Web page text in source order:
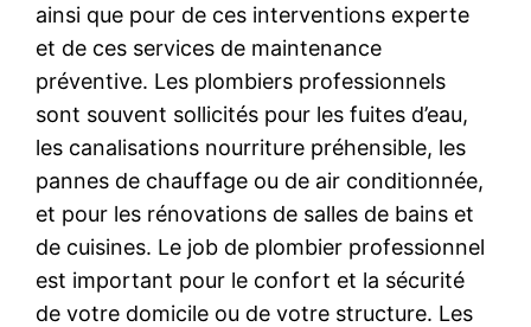
ainsi que pour de ces interventions experte
et de ces services de maintenance
préventive. Les plombiers professionnels
sont souvent sollicités pour les fuites d’eau,
les canalisations nourriture préhensible, les
pannes de chauffage ou de air conditionnée,
et pour les rénovations de salles de bains et
de cuisines. Le job de plombier professionnel
est important pour le confort et la sécurité
de votre domicile ou de votre structure. Les